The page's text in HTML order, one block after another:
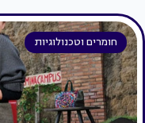
חומרים וטכנולוגיות